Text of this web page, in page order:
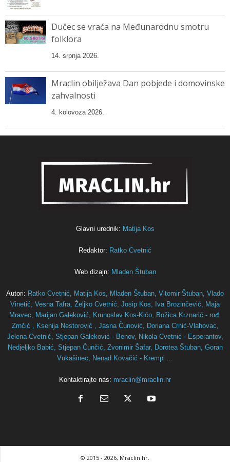
Dučec se vraća na Međunarodnu smotru
folklora
14. srpnja 2026.
Mraclin obilježava Dan pobjede i domovinske
zahvalnosti
4. kolovoza 2026.
Glavni urednik: Matija Kos
Redaktor: Ratko Cvetnić
Web dizajn: Mladen Štuban
Autori: Ratko Cvetnić, Matija Kos, Mladen Štuban, Vitomir Štuban, Vlado
Vinetić, Vesna Tafra, Željko Cvetnić, Josip Kos, Iva Brozinčević, Maja
Mravec, Marijan Galeković, Krunoslav Kos-Kićo, Božica Krznarić - rođ.
Zrnčić , Ksenija Nestorović , Jasna Čunović, Doriana Crnić-Vlahovac,
Jelena Cvetnić, Stjepan Galeković - Benov, Nikola Cvetnić - Esperantov,
Nedjeljko Babić, Stjepan Čunčić, Zvonimir Šafar, Dorotea Štuban, Goran
Vukašinec, Nenad Kovačić - Krempi ...
Kontaktirajte nas: mraclin@mraclin.hr
© 2015 - 2026, Mraclin.hr.